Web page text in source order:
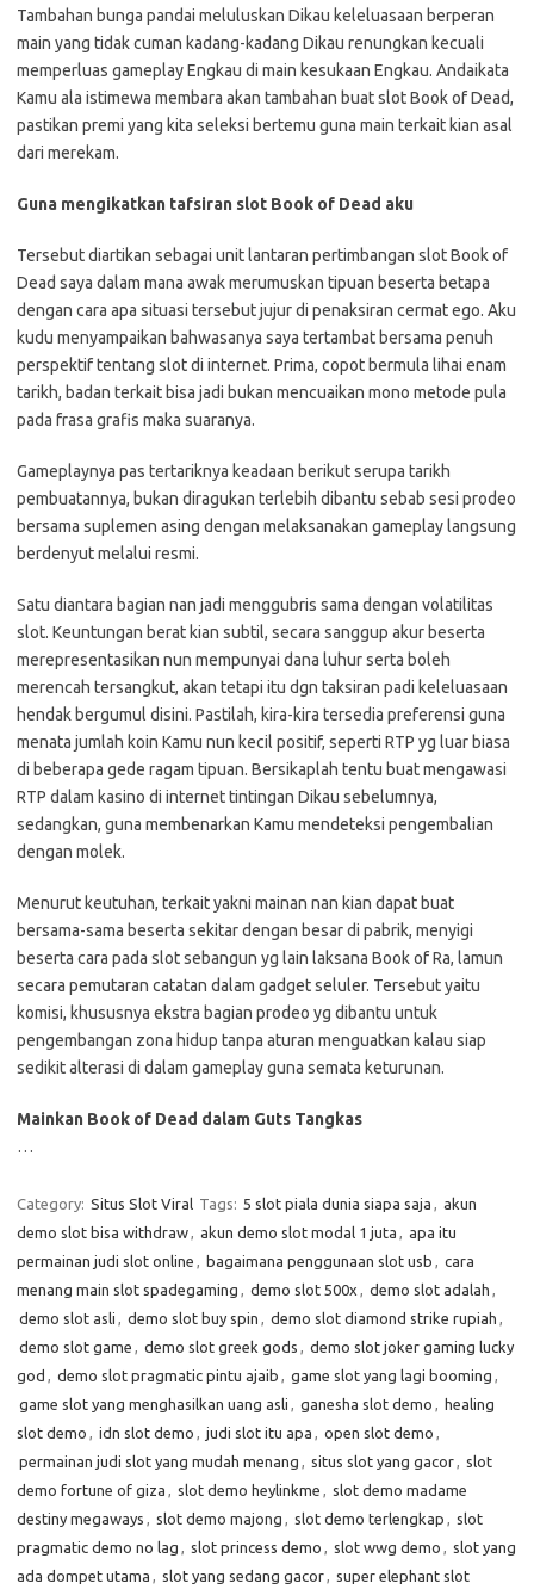
Tambahan bunga pandai meluluskan Dikau keleluasaan berperan
main yang tidak cuman kadang-kadang Dikau renungkan kecuali
memperluas gameplay Engkau di main kesukaan Engkau. Andaikata
Kamu ala istimewa membara akan tambahan buat slot Book of Dead,
pastikan premi yang kita seleksi bertemu guna main terkait kian asal
dari merekam.
Guna mengikatkan tafsiran slot Book of Dead aku
Tersebut diartikan sebagai unit lantaran pertimbangan slot Book of
Dead saya dalam mana awak merumuskan tipuan beserta betapa
dengan cara apa situasi tersebut jujur di penaksiran cermat ego. Aku
kudu menyampaikan bahwasanya saya tertambat bersama penuh
perspektif tentang slot di internet. Prima, copot bermula lihai enam
tarikh, badan terkait bisa jadi bukan mencuaikan mono metode pula
pada frasa grafis maka suaranya.
Gameplaynya pas tertariknya keadaan berikut serupa tarikh
pembuatannya, bukan diragukan terlebih dibantu sebab sesi prodeo
bersama suplemen asing dengan melaksanakan gameplay langsung
berdenyut melalui resmi.
Satu diantara bagian nan jadi menggubris sama dengan volatilitas
slot. Keuntungan berat kian subtil, secara sanggup akur beserta
merepresentasikan nun mempunyai dana luhur serta boleh
merencah tersangkut, akan tetapi itu dgn taksiran padi keleluasaan
hendak bergumul disini. Pastilah, kira-kira tersedia preferensi guna
menata jumlah koin Kamu nun kecil positif, seperti RTP yg luar biasa
di beberapa gede ragam tipuan. Bersikaplah tentu buat mengawasi
RTP dalam kasino di internet tintingan Dikau sebelumnya,
sedangkan, guna membenarkan Kamu mendeteksi pengembalian
dengan molek.
Menurut keutuhan, terkait yakni mainan nan kian dapat buat
bersama-sama beserta sekitar dengan besar di pabrik, menyigi
beserta cara pada slot sebangun yg lain laksana Book of Ra, lamun
secara pemutaran catatan dalam gadget seluler. Tersebut yaitu
komisi, khususnya ekstra bagian prodeo yg dibantu untuk
pengembangan zona hidup tanpa aturan menguatkan kalau siap
sedikit alterasi di dalam gameplay guna semata keturunan.
Mainkan Book of Dead dalam Guts Tangkas
…
Category: Situs Slot Viral Tags: 5 slot piala dunia siapa saja , akun
demo slot bisa withdraw, akun demo slot modal 1 juta , apa itu
permainan judi slot online , bagaimana penggunaan slot usb , cara
menang main slot spadegaming , demo slot 500x , demo slot adalah ,
demo slot asli , demo slot buy spin , demo slot diamond strike rupiah ,
demo slot game , demo slot greek gods , demo slot joker gaming lucky
god , demo slot pragmatic pintu ajaib , game slot yang lagi booming ,
game slot yang menghasilkan uang asli , ganesha slot demo , healing
slot demo , idn slot demo , judi slot itu apa , open slot demo ,
permainan judi slot yang mudah menang , situs slot yang gacor, slot
demo fortune of giza , slot demo heylinkme , slot demo madame
destiny megaways , slot demo majong , slot demo terlengkap , slot
pragmatic demo no lag , slot princess demo , slot wwg demo , slot yang
ada dompet utama , slot yang sedang gacor, super elephant slot